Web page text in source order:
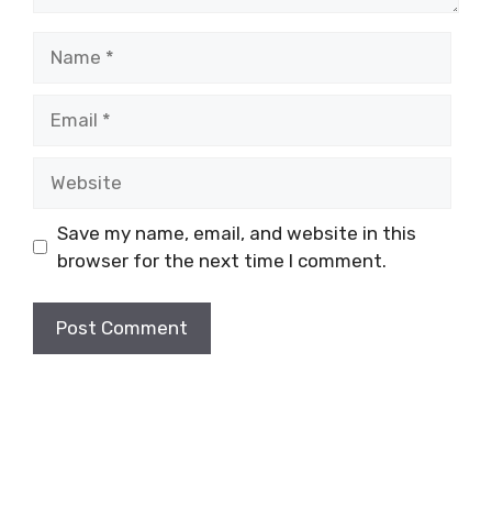
Save my name, email, and website in this
browser for the next time I comment.